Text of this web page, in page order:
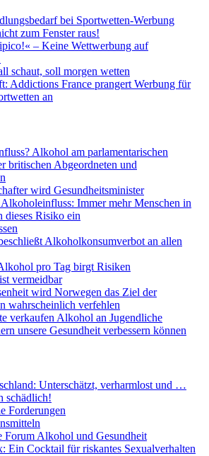
bei Sportwetten-Werbung
zum Fenster raus!
– Keine Wettwerbung auf
schaut, soll morgen wetten
Addictions France prangert Werbung für
an
Alkohol am parlamentarischen
britischen Abgeordneten und
wird Gesundheitsminister
Immer mehr Menschen in
dieses Risiko ein
Alkoholkonsumverbot an allen
pro Tag birgt Risiken
vermeidbar
wird Norwegen das Ziel der
wahrscheinlich verfehlen
verkaufen Alkohol an Jugendliche
unsere Gesundheit verbessern können
Unterschätzt, verharmlost und …
schädlich!
Forderungen
Forum Alkohol und Gesundheit
Ein Cocktail für riskantes Sexualverhalten